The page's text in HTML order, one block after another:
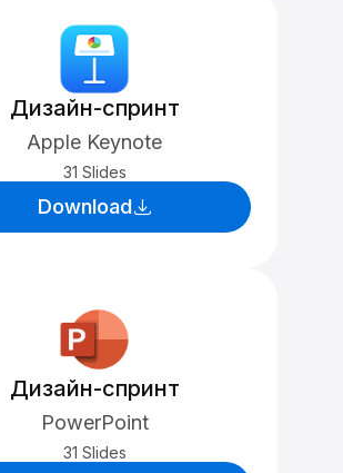
Дизайн-спринт
Apple Keynote
31 Slides
Download
Дизайн-спринт
PowerPoint
31 Slides